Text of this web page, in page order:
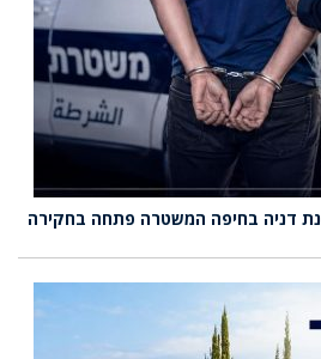
דניה בחיפה המשטרה פתחה בחקירה